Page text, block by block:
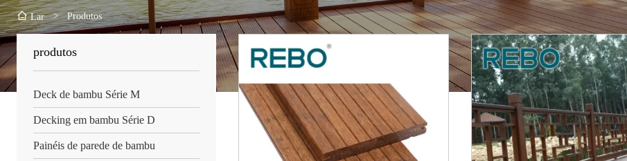
Lar > Produtos
produtos
Deck de bambu Série M
Decking em bambu Série D
Painéis de parede de bambu